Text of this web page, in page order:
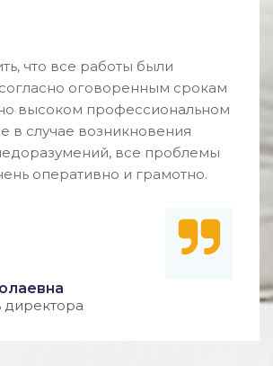
что все работы были
оговоренным срокам
высоком профессиональном
в случае возникновения
все проблемы
оперативно и грамотно.
директора